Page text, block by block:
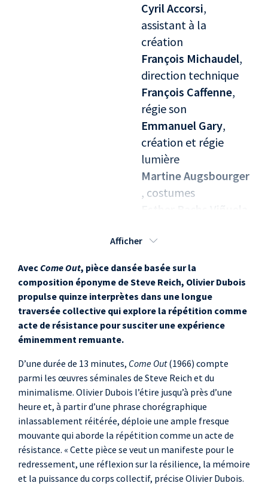
Cyril Accorsi,
assistant à la
création
François Michaudel,
direction technique
François Caffenne,
régie son
Emmanuel Gary,
création et régie
lumière
Martine Augsbourger
, costumes
Lara Chanel
Malgorzata Coello
Czajowska, danse
Jean Colombet
danse
Charlotte Crouin
Jacquelyn Elder,
danse
Rose Ellen Lewis,
danse
Coline Fayolle, danse
Steven Hervouet,
danse
Matteo Lochu, danse
Afficher
Avec Come Out, pièce dansée basée sur la
composition éponyme de Steve Reich, Olivier Dubois
propulse quinze interprètes dans une longue
traversée collective qui explore la répétition comme
acte de résistance pour susciter une expérience
éminemment remuante.
D’une durée de 13 minutes, Come Out(1966) compte
parmi les œuvres séminales de Steve Reich et du
minimalisme. Olivier Dubois l’étire jusqu’à près d’une
heure et, à partir d’une phrase chorégraphique
inlassablement réitérée, déploie une ample fresque
mouvante qui aborde la répétition comme un acte de
résistance. « Cette pièce se veut un manifeste pour le
redressement, une réflexion sur la résilience, la mémoire
et la puissance du corps collectif, précise Olivier Dubois.